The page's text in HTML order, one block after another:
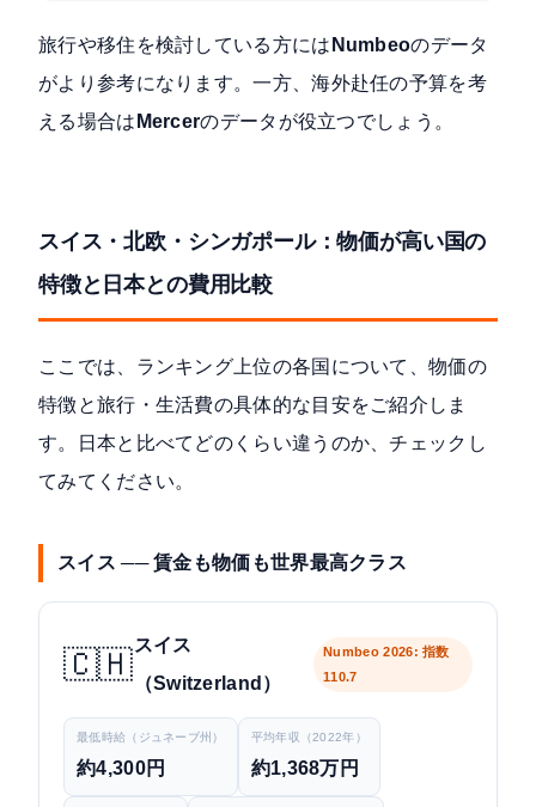
旅行や移住を検討している方には Numbeoのデータ
がより参考になります。一方、海外赴任の予算を考
える場合は Mercerのデータが役立つでしょう。
スイス・北欧・シンガポール：物価が高い国の
特徴と日本との費用比較
ここでは、ランキング上位の各国について、物価の
特徴と旅行・生活費の具体的な目安をご紹介しま
す。日本と比べてどのくらい違うのか、チェックし
てみてください。
スイス ── 賃金も物価も世界最高クラス
🇨🇭
スイス
（Switzerland）
Numbeo 2026: 指数
110.7
最低時給（ジュネーブ州）
約4,300円
平均年収（2022年）
約1,368万円